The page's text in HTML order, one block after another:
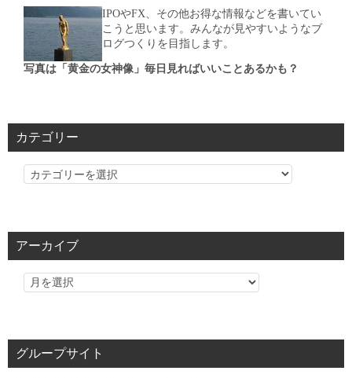
IPOやFX、その他お得な情報などを書いてい
こうと思います。みんなが見やすいようなブ
ログつくりを目指します。
写真は「黄金の女神像」毎日見ればいいことあるかも？
カテゴリー
カ
リ
アーカイブ
グループサイト